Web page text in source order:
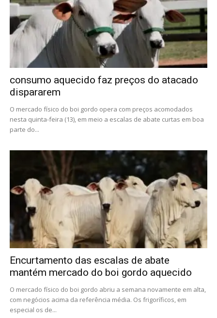
consumo aquecido faz preços do atacado
dispararem
O mercado físico do boi gordo opera com preços acomodados
nesta quinta-feira (13), em meio a escalas de abate curtas em boa
parte do...
Encurtamento das escalas de abate
mantém mercado do boi gordo aquecido
O mercado físico do boi gordo abriu a semana novamente em alta,
com negócios acima da referência média. Os frigoríficos, em
especial os de...